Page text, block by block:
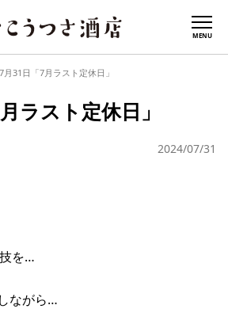
MENU
7月31日「7月ラスト定休日」
ラスト定休日」
2024/07/31
を…
ながら…